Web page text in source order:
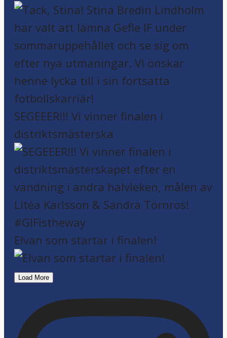
SEGEEER!!! Vi vinner finalen i
distriktsmästerska
Elvan som startar i finalen!
Load More